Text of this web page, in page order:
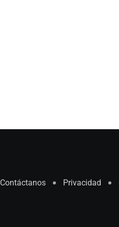
Contáctanos Privacidad